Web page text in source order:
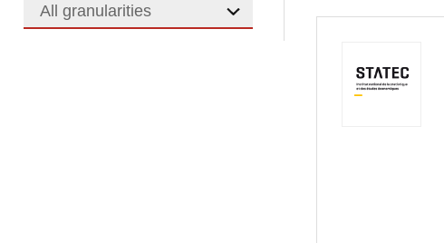
All granularities